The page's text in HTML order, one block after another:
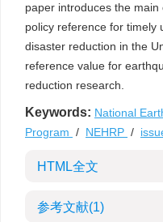
paper introduces the
policy reference for timely
disaster reduction in the
reference value for
reduction research.
Keywords: National
Program / NEHRP /
HTML全文
参考文献(1)